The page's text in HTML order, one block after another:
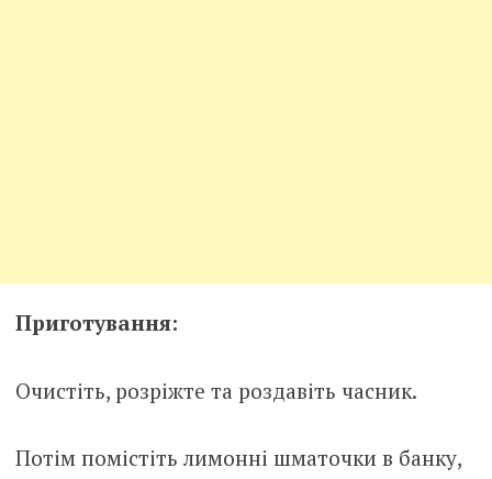
Приготування:
Очистіть, розріжте та роздавіть часник.
Потім помістіть лимонні шматочки в банку,